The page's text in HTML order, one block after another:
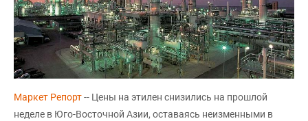
Маркет Репорт-- Цены на этилен снизились на прошлой
неделе в Юго-Восточной Азии, оставаясь неизменными в